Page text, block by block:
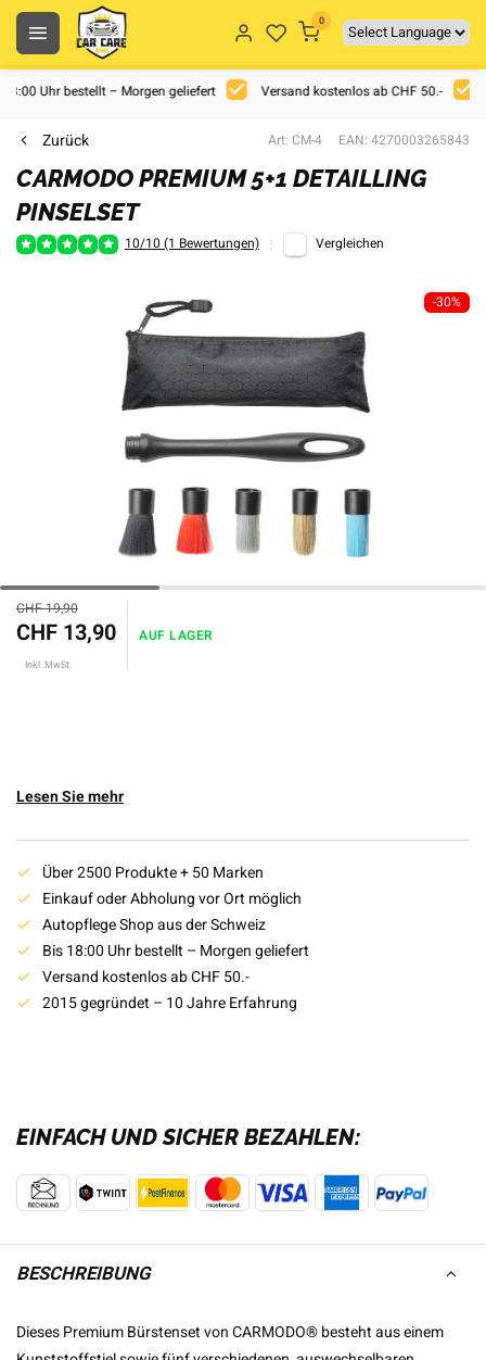
0
Uhr bestellt – Morgen geliefert Versand kostenlos ab CHF 50.-
Zurück Art: CM-4 EAN: 4270003265843
CARMODO PREMIUM 5+1 DETAILLING
PINSELSET
10/10 (1 Bewertungen) Vergleichen
-30%
CHF 19,90
CHF 13,90
Inkl. MwSt.
AUF LAGER
Lesen Sie mehr
Über 2500 Produkte + 50 Marken
Einkauf oder Abholung vor Ort möglich
Autopflege Shop aus der Schweiz
Bis 18:00 Uhr bestellt – Morgen geliefert
Versand kostenlos ab CHF 50.-
2015 gegründet – 10 Jahre Erfahrung
EINFACH UND SICHER BEZAHLEN:
BESCHREIBUNG
Dieses Premium Bürstenset von CARMODO® besteht aus einem